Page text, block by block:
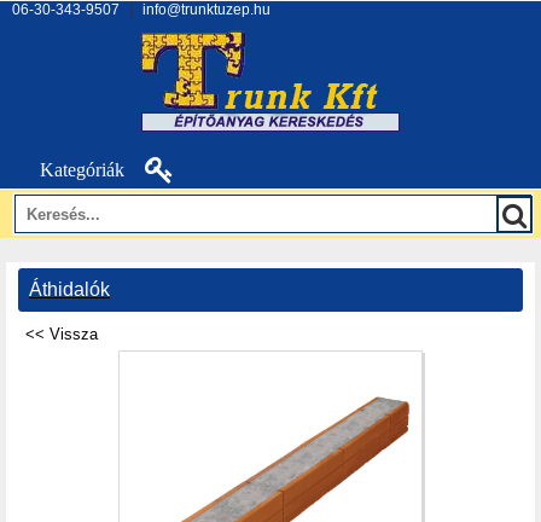
06-30-343-9507 info@trunktuzep.hu
Kategóriák
Áthidalók